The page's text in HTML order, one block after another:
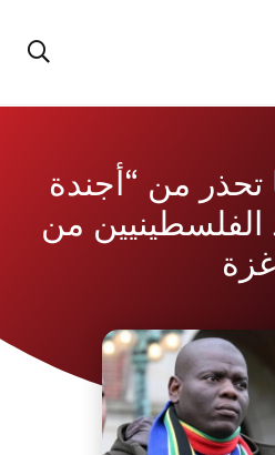
تحذر من “أجندة
من
غزة